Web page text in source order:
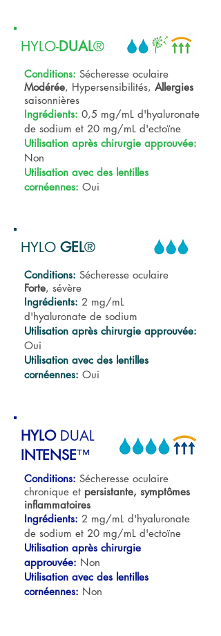
HYLO-DUAL®
Conditions: Sécheresse oculaire
Modérée, Hypersensibilités, Allergies
saisonnières
Ingrédients: 0,5 mg/mL d'hyaluronate
de sodium et 20 mg/mL d'ectoïne
Utilisation après chirurgie approuvée:
Non
Utilisation avec des lentilles
cornéennes: Oui
HYLO GEL®
Conditions: Sécheresse oculaire
Forte, sévère
Ingrédients: ​2 mg/mL
d'hyaluronate de sodium
Utilisation après chirurgie approuvée:
Oui
Utilisation avec des lentilles
cornéennes: Oui
HYLODUAL
INTENSE™
Conditions: Sécheresse oculaire
chronique et persistante, symptômes
inflammatoires
Ingrédients: ​2 mg/mL d'hyaluronate
de sodium et 20 mg/mL d'ectoïne
Utilisation après chirurgie
approuvée: Non
Utilisation avec des lentilles
cornéennes: Non